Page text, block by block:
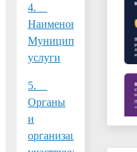
4.
Наименование
Муниципальной
услуги
5.
Органы
и
организации,